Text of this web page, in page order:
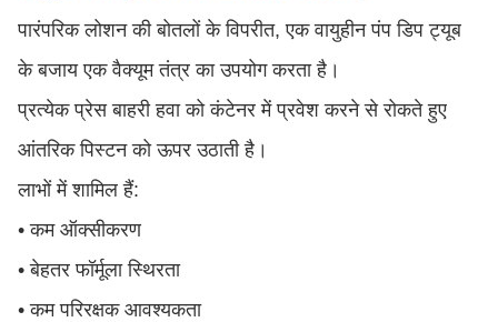
पारंपरिक लोशन की बोतलों के विपरीत, एक वायुहीन पंप डिप ट्यूब
के बजाय एक वैक्यूम तंत्र का उपयोग करता है।
प्रत्येक प्रेस बाहरी हवा को कंटेनर में प्रवेश करने से रोकते हुए
आंतरिक पिस्टन को ऊपर उठाती है।
लाभों में शामिल हैं:
• कम ऑक्सीकरण
• बेहतर फॉर्मूला स्थिरता
• कम परिरक्षक आवश्यकता